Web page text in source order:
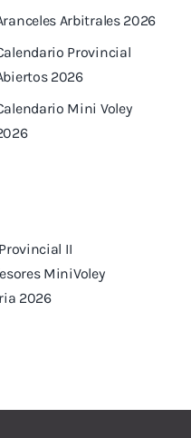
Arbitrales 2026
Provincial
2026
Mini Voley
II
MiniVoley
2026